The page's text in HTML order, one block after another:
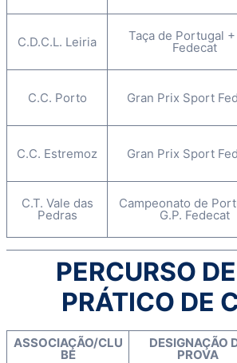
C.D.C.L. Leiria Taça de Portugal +
Fedecat
C.C. Porto Gran Prix Sport
C.C. Estremoz Gran Prix Sport
C.T. Vale das
Pedras
Campeonato de
G.P. Fedecat
PERCURSO
PRÁTICO DE
ASSOCIAÇÃO/CLU
BE
DESIGNAÇÃO
PROVA